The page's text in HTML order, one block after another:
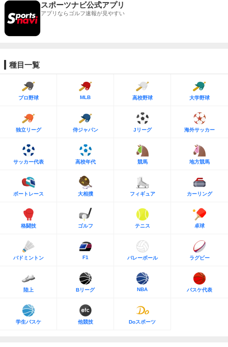
スポーツナビ公式アプリ
アプリならゴルフ速報が見やすい
種目一覧
プロ野球 MLB 高校野球 大学野球
独立リーグ 侍ジャパン Jリーグ 海外サッカー
サッカー代表 高校年代 競馬 地方競馬
ボートレース 大相撲 フィギュア カーリング
格闘技 ゴルフ テニス 卓球
バドミントン F1 バレーボール ラグビー
陸上 Bリーグ NBA バスケ代表
学生バスケ 他競技 Doスポーツ